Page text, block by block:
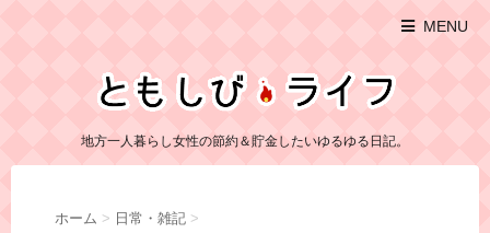
MENU
地方一人暮らし女性の節約＆貯金したいゆるゆる日記。
ホーム > 日常・雑記 >